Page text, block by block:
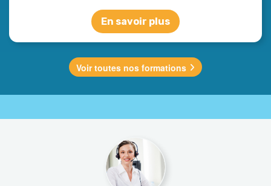
En savoir plus
Voir toutes nos formations